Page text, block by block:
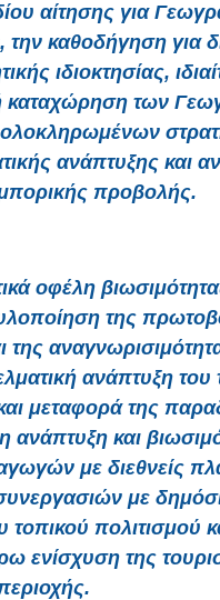
αίτησης για
καθοδήγηση για
ιδιοκτησίας,
καταχώρηση των
ανάπτυξης και
προβολής.
οφέλη
της
ανάπτυξη του
μεταφορά της
ανάπτυξη και
με διεθνείς
με
πολιτισμού
ενίσχυση της